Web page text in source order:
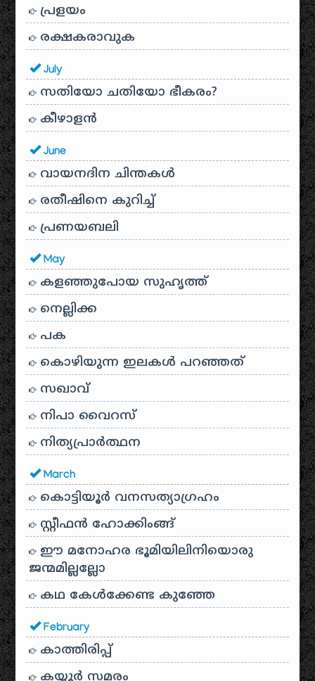
പ്രളയം
രക്ഷകരാവുക
July
സതിയോ ചതിയോ ഭീകരം?
കീഴാളന്‍
June
വായനദിന ചിന്തകൾ
രതീഷിനെ കുറിച്ച്
പ്രണയബലി
May
കളഞ്ഞുപോയ സുഹൃത്ത്
നെല്ലിക്ക
പക
കൊഴിയുന്ന ഇലകൾ പറഞ്ഞത്
സഖാവ്
നിപാ വൈറസ്
നിത്യപ്രാർത്ഥന
March
കൊട്ടിയൂർ വനസത്യാഗ്രഹം
സ്റ്റീഫൻ ഹോക്കിംങ്ങ്
ഈ മനോഹര ഭൂമിയിലിനിയൊരു
ജന്മമില്ലല്ലോ
കഥ കേൾക്കേണ്ട കുഞ്ഞേ
February
കാത്തിരിപ്പ്
കയ്യൂർ സമരം